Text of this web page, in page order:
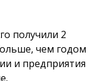
получили 2
чем годом
и предприятия